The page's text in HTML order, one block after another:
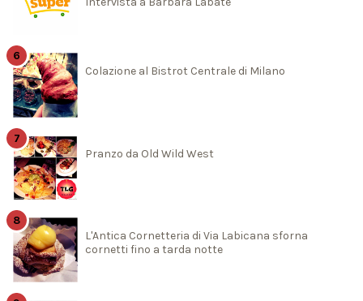
Colazione al Bistrot Centrale di Milano
Pranzo da Old Wild West
L'Antica Cornetteria di Via Labicana sforna
cornetti fino a tarda notte